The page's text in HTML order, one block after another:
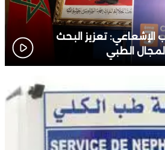
الإشعاعي: تعزيز البحث
الطبي